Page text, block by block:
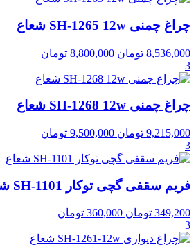
چراغ چمنی SH-1265 12w شعاع
8,536,000 تومان 8,800,000 تومان
3
چراغ چمنی SH-1268 12w شعاع
9,215,000 تومان 9,500,000 تومان
3
فریم سقفی گچی توکار SH-1101 شعاع
349,200 تومان 360,000 تومان
3